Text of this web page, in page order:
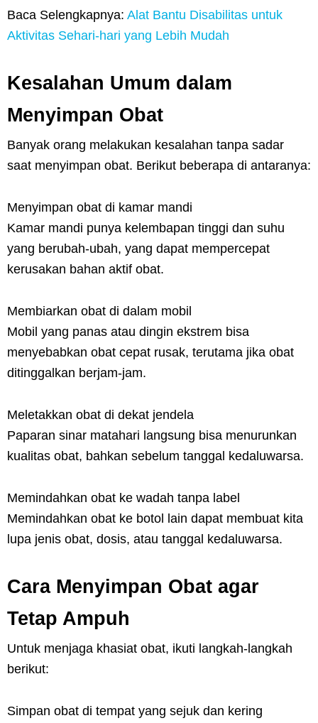
Baca Selengkapnya: Alat Bantu Disabilitas untuk
Aktivitas Sehari-hari yang Lebih Mudah
Kesalahan Umum dalam
Menyimpan Obat
Banyak orang melakukan kesalahan tanpa sadar
saat menyimpan obat. Berikut beberapa di antaranya:
Menyimpan obat di kamar mandi
Kamar mandi punya kelembapan tinggi dan suhu
yang berubah-ubah, yang dapat mempercepat
kerusakan bahan aktif obat.
Membiarkan obat di dalam mobil
Mobil yang panas atau dingin ekstrem bisa
menyebabkan obat cepat rusak, terutama jika obat
ditinggalkan berjam-jam.
Meletakkan obat di dekat jendela
Paparan sinar matahari langsung bisa menurunkan
kualitas obat, bahkan sebelum tanggal kedaluwarsa.
Memindahkan obat ke wadah tanpa label
Memindahkan obat ke botol lain dapat membuat kita
lupa jenis obat, dosis, atau tanggal kedaluwarsa.
Cara Menyimpan Obat agar
Tetap Ampuh
Untuk menjaga khasiat obat, ikuti langkah-langkah
berikut:
Simpan obat di tempat yang sejuk dan kering